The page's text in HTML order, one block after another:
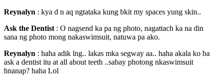
Reynalyn : kya d n aq ngtataka kung bkit my spaces yung skin..
Ask the Dentist : O nagsend ka pa ng photo, nagattach ka na din
sana ng photo mong nakaswimsuit, natuwa pa ako.
Reynalyn : haha adik lng.. lakas mka segway aa.. haha akala ko ba
ask a dentist itu at all about teeth ..sabay photong nkaswimsuit
hnanap? haha Lol